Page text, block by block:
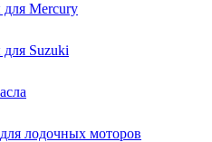
Mercury
Suzuki
лодочных моторов